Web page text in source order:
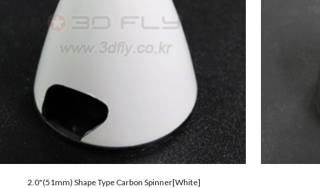
2.0"(51mm) Shape Type Carbon Spinner[White]